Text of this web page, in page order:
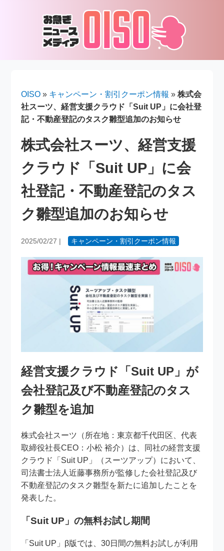
OISO » キャンペーン・割引クーポン情報 »株式会
社スーツ、経営支援クラウド「Suit UP」に会社登
記・不動産登記のタスク雛型追加のお知らせ
株式会社スーツ、経営支援
クラウド「Suit UP」に会
社登記・不動産登記のタス
ク雛型追加のお知らせ
2025/02/27 | キャンペーン・割引クーポン情報
経営支援クラウド「Suit UP」が
会社登記及び不動産登記のタス
ク雛型を追加
株式会社スーツ（所在地：東京都千代田区、代表
取締役社長CEO：小松 裕介）は、同社の経営支援
クラウド「Suit UP」（スーツアップ）において、
司法書士法人近藤事務所が監修した会社登記及び
不動産登記のタスク雛型を新たに追加したことを
発表した。
「Suit UP」の無料お試し期間
「Suit UP」β版では、30日間の無料お試しが利用